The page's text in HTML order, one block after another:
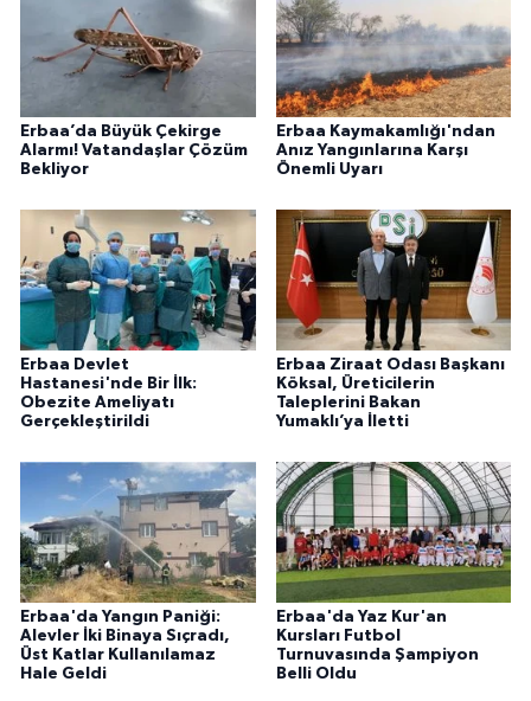
Erbaa’da Büyük Çekirge
Alarmı! Vatandaşlar Çözüm
Bekliyor
Erbaa Kaymakamlığı'ndan
Anız Yangınlarına Karşı
Önemli Uyarı
Erbaa Devlet
Hastanesi'nde Bir İlk:
Obezite Ameliyatı
Gerçekleştirildi
Erbaa Ziraat Odası Başkanı
Köksal, Üreticilerin
Taleplerini Bakan
Yumaklı’ya İletti
Erbaa'da Yangın Paniği:
Alevler İki Binaya Sıçradı,
Üst Katlar Kullanılamaz
Hale Geldi
Erbaa'da Yaz Kur'an
Kursları Futbol
Turnuvasında Şampiyon
Belli Oldu